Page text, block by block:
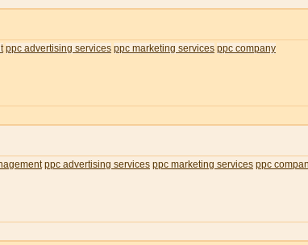
ppc advertising services ppc marketing services ppc company
ppc advertising services ppc marketing services ppc